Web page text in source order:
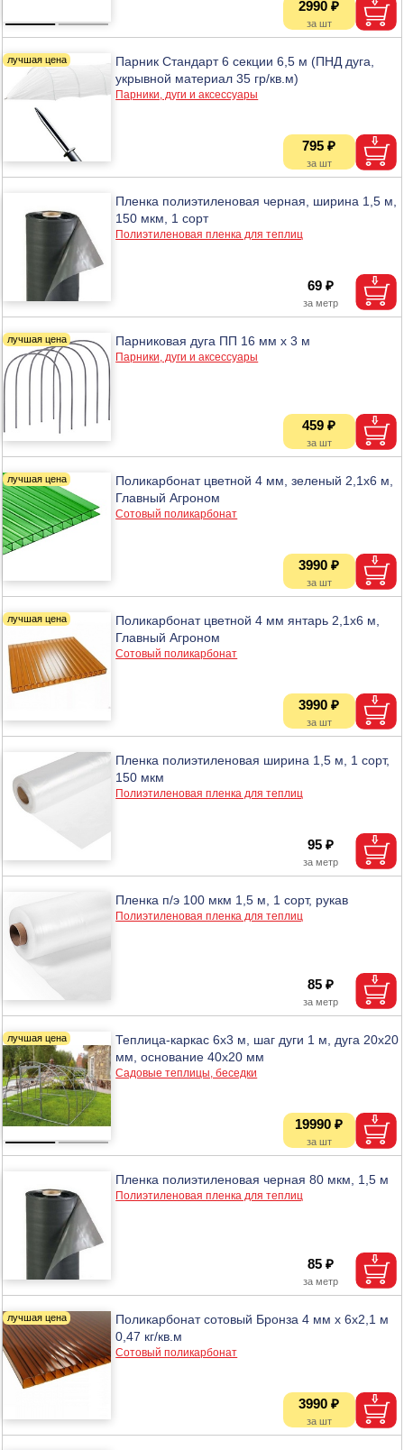
2990 ₽
Парник Стандарт 6 секции 6,5 м (ПНД дуга,
укрывной материал 35 гр/кв.м)
Парники, дуги и аксессуары
795 ₽
Пленка полиэтиленовая черная, ширина 1,5 м,
150 мкм, 1 сорт
Полиэтиленовая пленка для теплиц
69 ₽
Парниковая дуга ПП 16 мм х 3 м
Парники, дуги и аксессуары
459 ₽
Поликарбонат цветной 4 мм, зеленый 2,1х6 м,
Главный Агроном
Сотовый поликарбонат
3990 ₽
Поликарбонат цветной 4 мм янтарь 2,1х6 м,
Главный Агроном
Сотовый поликарбонат
3990 ₽
Пленка полиэтиленовая ширина 1,5 м, 1 сорт,
150 мкм
Полиэтиленовая пленка для теплиц
95 ₽
Пленка п/э 100 мкм 1,5 м, 1 сорт, рукав
Полиэтиленовая пленка для теплиц
85 ₽
Теплица-каркас 6х3 м, шаг дуги 1 м, дуга 20х20
мм, основание 40х20 мм
Садовые теплицы, беседки
19990 ₽
Пленка полиэтиленовая черная 80 мкм, 1,5 м
Полиэтиленовая пленка для теплиц
85 ₽
Поликарбонат сотовый Бронза 4 мм х 6х2,1 м
0,47 кг/кв.м
Сотовый поликарбонат
3990 ₽